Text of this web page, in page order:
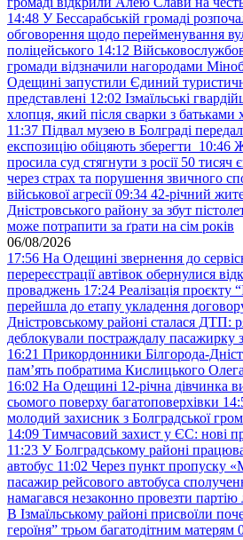
14:48 У Бессарабській громаді
обговорення щодо перейменування
поліцейського 14:12
громади відзначили нагородами
Одещині запустили Єдиний
представлені 12:02 Ізмаїльські
хлопця, який після сварки з батьками
11:37 Підвал музею в Болграді
експозицію обіцяють зберегти 10:46
просила суд стягнути з росії 50
через страх та порушення звичного
військової агресії 09:34 42-річний
Дністровського району за збут
може потрапити за ґрати на сім років
06/08/2026
17:56 На Одещині звернення до
перереєстрації автівок обернулися
проваджень 17:24 Реалізація проєкту
перейшла до етапу укладення
Дністровському районі сталася ДТП:
деблокували постраждалу пасажирку з
16:21 Прикордонники Білгорода-
пам’ять побратима Кислицького
16:02 На Одещині 12-річна дівчинка
сьомого поверху багатоповерхівки
молодий захисник з Болградської
14:09 Тимчасовий захист у ЄС: нові
11:23 У Болградському районі
автобус 11:02 Через пункт пропуску
пасажир рейсового автобуса
намагався незаконно провезти партію
В Ізмаїльському районі присвоїли
героїня” трьом багатодітним матерям